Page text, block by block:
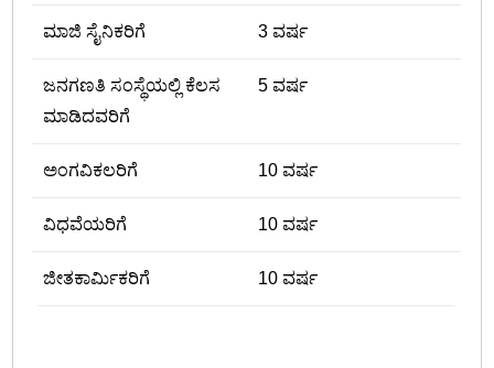
ಮಾಜಿ ಸೈನಿಕರಿಗೆ 3 ವರ್ಷ
ಜನಗಣತಿ ಸಂಸ್ಥೆಯಲ್ಲಿ ಕೆಲಸ
ಮಾಡಿದವರಿಗೆ
5 ವರ್ಷ
ಅಂಗವಿಕಲರಿಗೆ 10 ವರ್ಷ
ವಿಧವೆಯರಿಗೆ 10 ವರ್ಷ
ಜೀತಕಾರ್ಮಿಕರಿಗೆ 10 ವರ್ಷ